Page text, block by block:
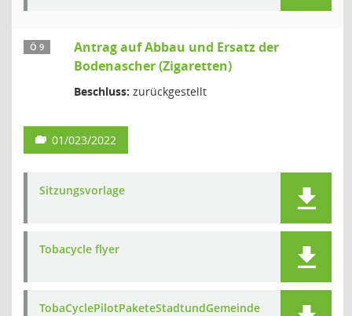
Ö 9
Antrag auf Abbau und Ersatz der
Bodenascher (Zigaretten)
Beschluss: zurückgestellt
01/023/2022
Sitzungsvorlage
Tobacycle flyer
TobaCyclePilotPaketeStadtundGemeinde